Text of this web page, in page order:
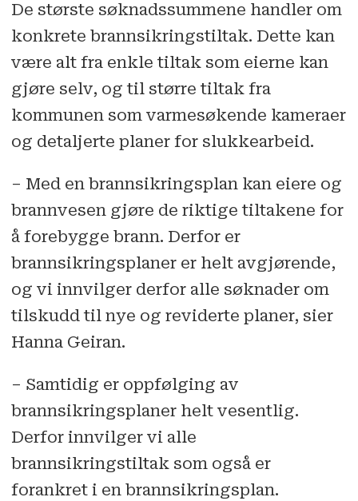
De største søknadssummene handler om
konkrete brannsikringstiltak. Dette kan
være alt fra enkle tiltak som eierne kan
gjøre selv, og til større tiltak fra
kommunen som varmesøkende kameraer
og detaljerte planer for slukkearbeid.
– Med en brannsikringsplan kan eiere og
brannvesen gjøre de riktige tiltakene for
å forebygge brann. Derfor er
brannsikringsplaner er helt avgjørende,
og vi innvilger derfor alle søknader om
tilskudd til nye og reviderte planer, sier
Hanna Geiran.
– Samtidig er oppfølging av
brannsikringsplaner helt vesentlig.
Derfor innvilger vi alle
brannsikringstiltak som også er
forankret i en brannsikringsplan.